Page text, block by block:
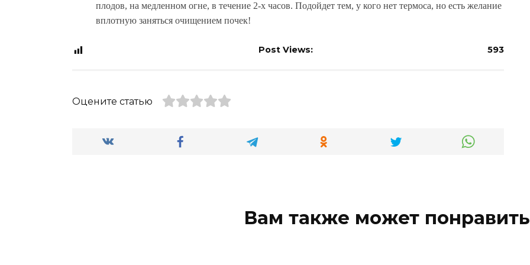
плодов, на медленном огне, в течение 2-х часов. Подойдет тем, у кого нет термоса, но есть желание
вплотную заняться очищением почек!
Post Views: 593
Оцените статью
Вам также может